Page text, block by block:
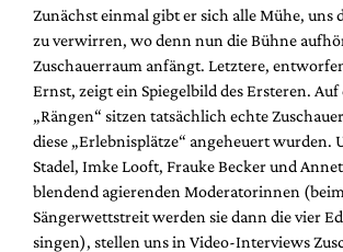
Zunächst einmal gibt er sich alle Mühe, uns
zu verwirren, wo denn nun die Bühne
Zuschauerraum anfängt. Letztere,
Ernst, zeigt ein Spiegelbild des Ersteren.
„Rängen“ sitzen tatsächlich echte
diese „Erlebnisplätze“ angeheuert wurden.
Stadel, Imke Looft, Frauke Becker und
blendend agierenden Moderatorinnen (beim
Sängerwettstreit werden sie dann die vier
singen), stellen uns in Video-Interviews